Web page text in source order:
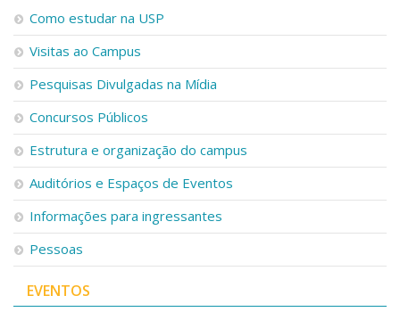
Como estudar na USP
Visitas ao Campus
Pesquisas Divulgadas na Mídia
Concursos Públicos
Estrutura e organização do campus
Auditórios e Espaços de Eventos
Informações para ingressantes
Pessoas
EVENTOS